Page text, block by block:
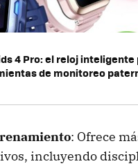
4 Pro: el reloj inteligente
de monitoreo
: Ofrece
incluyendo